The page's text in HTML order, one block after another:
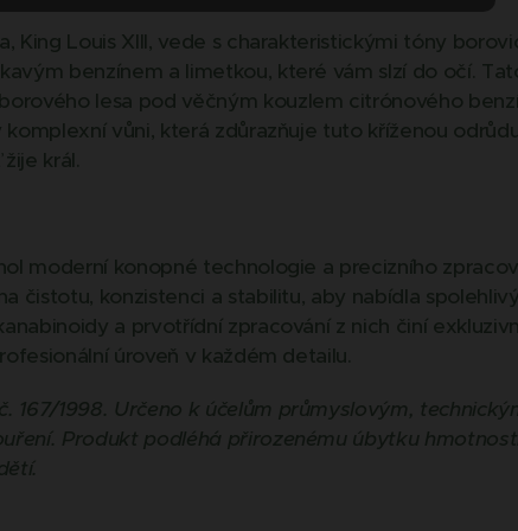
King Louis XIII, vede s charakteristickými tóny
benzínem a limetkou, které vám slzí do očí.
lesa pod věčným kouzlem citrónového
vůni, která zdůrazňuje tuto kříženou
král.
moderní konopné technologie a precizního
čistotu, konzistenci a stabilitu, aby nabídla
a prvotřídní zpracování z nich činí
úroveň v každém detailu.
167/1998. Určeno k účelům průmyslovým,
Produkt podléhá přirozenému úbytku